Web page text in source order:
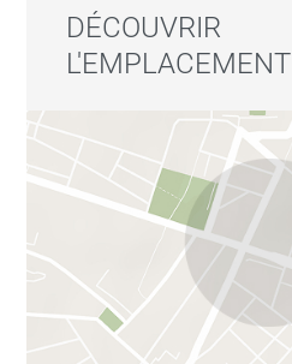
DÉCOUVRIR
L'EMPLACEMENT